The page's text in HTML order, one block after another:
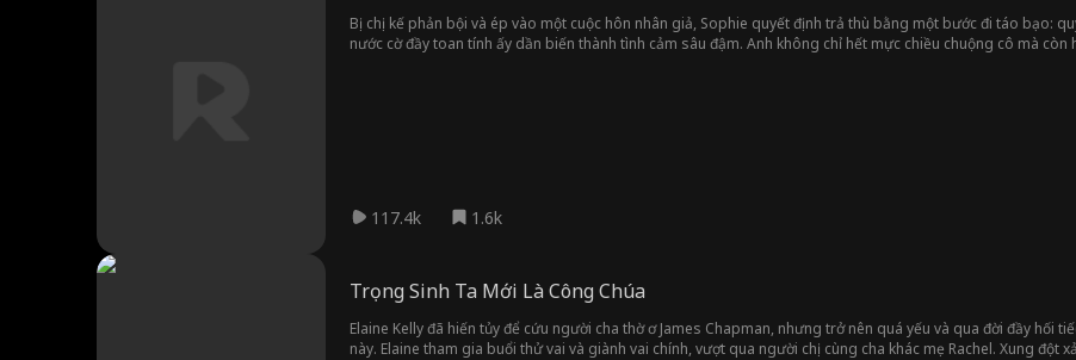
Bị chị kế phản bội và ép vào một cuộc hôn nhân giả, Sophie quyết định trả thù bằng một bước đi táo bạo:
nước cờ đầy toan tính ấy dần biến thành tình cảm sâu đậm. Anh không chỉ hết mực chiều chuộng cô mà
117.4k 1.6k
Trọng Sinh Ta Mới Là Công Chúa
Elaine Kelly đã hiến tủy để cứu người cha thờ ơ James Chapman, nhưng trở nên quá yếu và qua đời đầy hối
này. Elaine tham gia buổi thử vai và giành vai chính, vượt qua người chị cùng cha khác mẹ Rachel. Xung đột